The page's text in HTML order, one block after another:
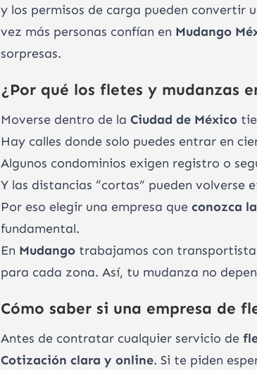
y los permisos de carga pueden convertir
vez más personas confían en Mudango
sorpresas.
¿Por qué los fletes y mudanzas
Moverse dentro de la Ciudad de México
Hay calles donde solo puedes entrar en
Algunos condominios exigen registro o
Y las distancias “cortas” pueden volverse
Por eso elegir una empresa que conozca
fundamental.
En Mudango trabajamos con
para cada zona. Así, tu mudanza no
Cómo saber si una empresa de
Antes de contratar cualquier servicio de
Cotización clara y online. Si te piden